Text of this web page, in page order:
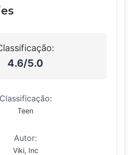
4.6/5.0
Classificação:
Teen
Autor:
Viki, Inc